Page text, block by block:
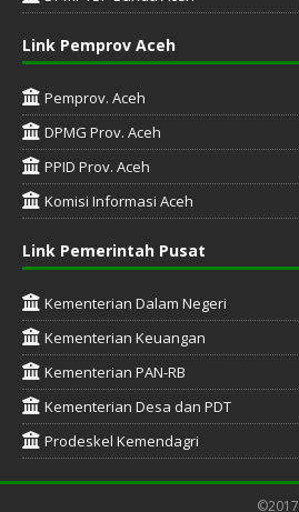
Link Pemprov Aceh
Pemprov. Aceh
DPMG Prov. Aceh
PPID Prov. Aceh
Komisi Informasi Aceh
Link Pemerintah Pusat
Kementerian Dalam Negeri
Kementerian Keuangan
Kementerian PAN-RB
Kementerian Desa dan PDT
Prodeskel Kemendagri
©2017